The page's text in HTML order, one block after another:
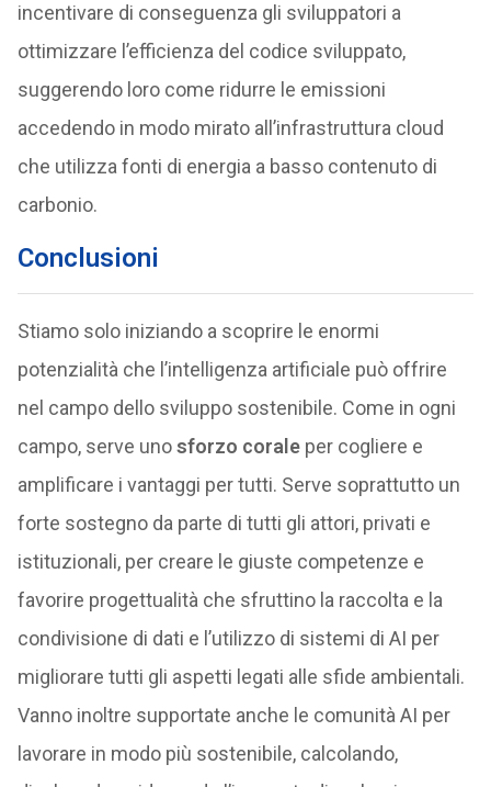
incentivare di conseguenza gli sviluppatori a
ottimizzare l’efficienza del codice sviluppato,
suggerendo loro come ridurre le emissioni
accedendo in modo mirato all’infrastruttura cloud
che utilizza fonti di energia a basso contenuto di
carbonio.
Conclusioni
Stiamo solo iniziando a scoprire le enormi
potenzialità che l’intelligenza artificiale può offrire
nel campo dello sviluppo sostenibile. Come in ogni
campo, serve unosforzo coraleper cogliere e
amplificare i vantaggi per tutti. Serve soprattutto un
forte sostegno da parte di tutti gli attori, privati e
istituzionali, per creare le giuste competenze e
favorire progettualità che sfruttino la raccolta e la
condivisione di dati e l’utilizzo di sistemi di AI per
migliorare tutti gli aspetti legati alle sfide ambientali.
Vanno inoltre supportate anche le comunità AI per
lavorare in modo più sostenibile, calcolando,